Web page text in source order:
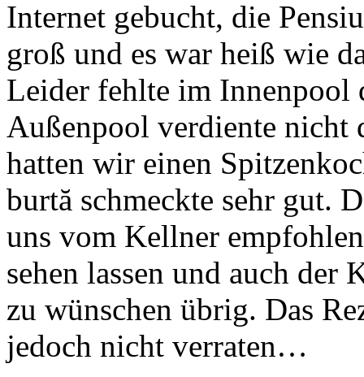
Internet gebucht, die
groß und es war heiß wie
Leider fehlte im Innenpool
Außenpool verdiente nicht
hatten wir einen
burtă schmeckte sehr gut.
uns vom Kellner
sehen lassen und auch der
zu wünschen übrig. Das
jedoch nicht verraten…